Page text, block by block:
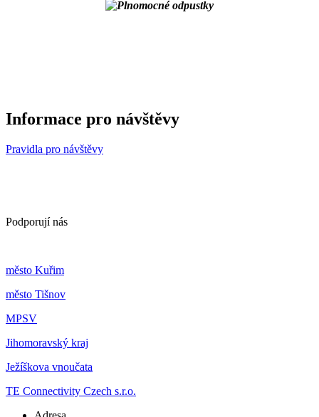
Informace pro návštěvy
Pravidla pro návštěvy
Podporují nás
město Kuřim
město Tišnov
MPSV
Jihomoravský kraj
Ježíškova vnoučata
TE Connectivity Czech s.r.o.